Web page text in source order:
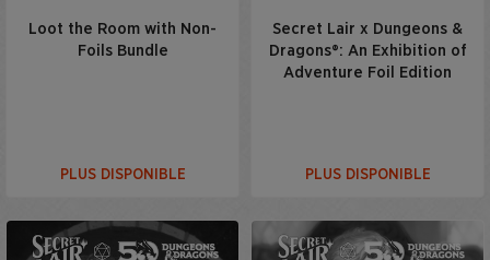
Loot the Room with Non-
Foils Bundle
PLUS DISPONIBLE
Secret Lair x Dungeons &
Dragons®: An Exhibition of
Adventure Foil Edition
PLUS DISPONIBLE